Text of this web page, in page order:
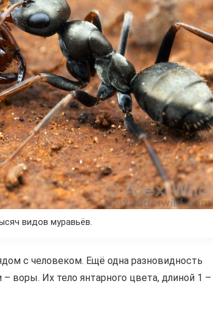
видов муравьёв.
с человеком. Ещё одна разновидность
Их тело янтарного цвета, длиной 1 –